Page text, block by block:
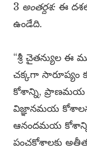
3 అంతర్దశ: ఈ
ఉండేది.
“శ్రీ చైతన్యుల ఈ
చక్కగా సారూప్యం
కోశాన్ని, ప్రాణమయ
విజ్ఞానమయ
ఆనందమయ
పంచకోశాలకు